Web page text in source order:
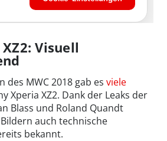
Visuell
des MWC 2018 gab es viele
Xperia XZ2. Dank der Leaks der
Blass und Roland Quandt
auch technische
bekannt.